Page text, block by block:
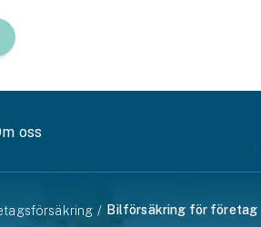
oss
Bilförsäkring för företag